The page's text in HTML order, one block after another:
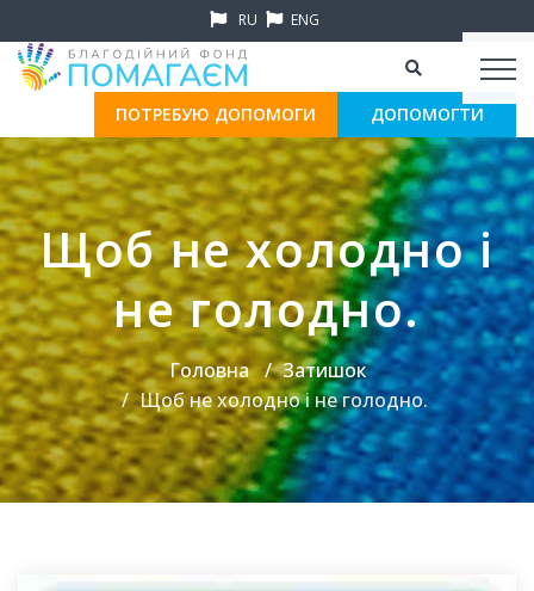
RU ENG
ПОТРЕБУЮ ДОПОМОГИ ДОПОМОГТИ
Щоб не холодно і
не голодно.
Головна
Затишок
Щоб не холодно і не голодно.